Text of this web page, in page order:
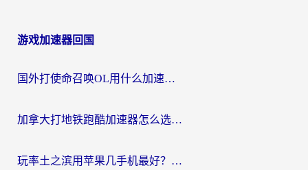
游戏加速器回国
国外打使命召唤OL用什么加速器最好？海外玩家国服畅玩全攻略（附小众游戏加速技巧）
加拿大打地铁跑酷加速器怎么选？2026海外玩家实测指南（附王国纪元保卫萝卜3加速技巧）
玩率土之滨用苹果几手机最好？海外党必看的国服游戏加速+设备选择指南